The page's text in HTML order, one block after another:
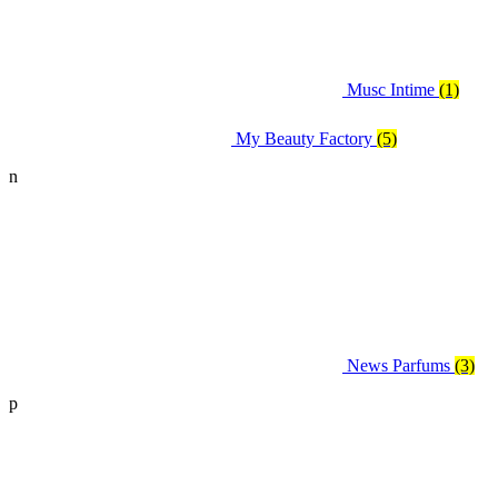
Musc Intime (1)
My Beauty Factory (5)
n
News Parfums (3)
p